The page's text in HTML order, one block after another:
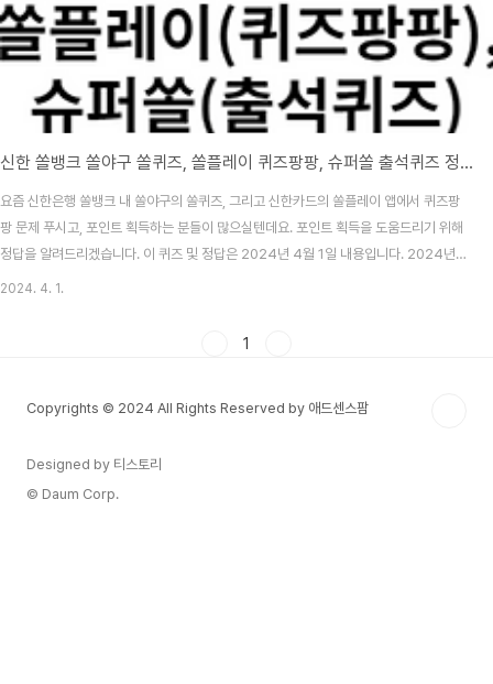
신한 쏠뱅크 쏠야구 쏠퀴즈, 쏠플레이 퀴즈팡팡, 슈퍼쏠 출석퀴즈 정답 4월 1일
요즘 신한은행 쏠뱅크 내 쏠야구의 쏠퀴즈, 그리고 신한카드의 쏠플레이 앱에서 퀴즈팡
팡 문제 푸시고, 포인트 획득하는 분들이 많으실텐데요. 포인트 획득을 도움드리기 위해
정답을 알려드리겠습니다. 이 퀴즈 및 정답은 2024년 4월 1일 내용입니다. 2024년
22대 총선 여야 후보 대진표 - 서울시 한강 이남 지역 목차 신한 쏠뱅크 쏠야구(쏠퀴즈)
한카..
2024. 4. 1.
1
Copyrights © 2024 All Rights Reserved by 애드센스팜
Designed by 티스토리
© Daum Corp.